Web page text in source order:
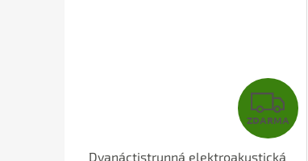
Z
D
ZDARMA
Dvanáctistrunná elektroakustická